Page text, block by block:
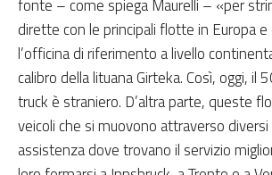
fonte – come spiega Maurelli – «per
dirette con le principali flotte in Europa
l’officina di riferimento a livello
calibro della lituana Girteka. Così, oggi, il
truck è straniero. D’altra parte, queste
veicoli che si muovono attraverso
assistenza dove trovano il servizio